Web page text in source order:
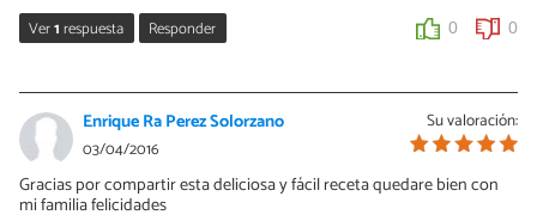
Ver1respuesta Responder 0 0
08/04/2016
Hola leandro, que bueno que te haya gustado este receta, si lo
deseas puede publicar tu propia versión de este plato en el
siguiente enlacehttp://www.recetasgratis.net/publicar
Su valoración:
Enrique Ra Perez Solorzano
03/04/2016
Gracias por compartir esta deliciosa y fácil receta quedare bien con
mi familia felicidades